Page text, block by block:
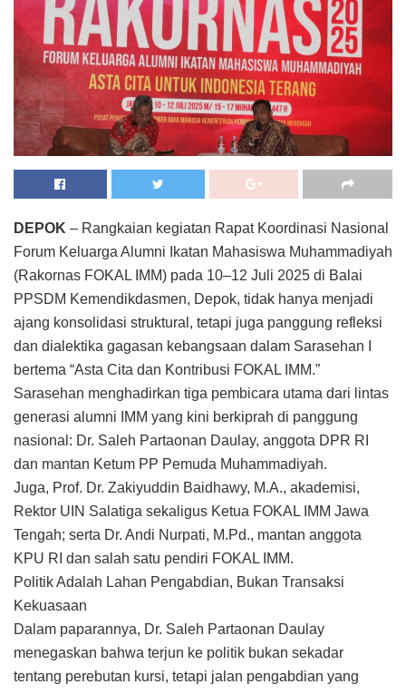
DEPOK – Rangkaian kegiatan Rapat Koordinasi Nasional
Forum Keluarga Alumni Ikatan Mahasiswa Muhammadiyah
(Rakornas FOKAL IMM) pada 10–12 Juli 2025 di Balai
PPSDM Kemendikdasmen, Depok, tidak hanya menjadi
ajang konsolidasi struktural, tetapi juga panggung refleksi
dan dialektika gagasan kebangsaan dalam Sarasehan I
bertema “Asta Cita dan Kontribusi FOKAL IMM.”
Sarasehan menghadirkan tiga pembicara utama dari lintas
generasi alumni IMM yang kini berkiprah di panggung
nasional: Dr. Saleh Partaonan Daulay, anggota DPR RI
dan mantan Ketum PP Pemuda Muhammadiyah.
Juga, Prof. Dr. Zakiyuddin Baidhawy, M.A., akademisi,
Rektor UIN Salatiga sekaligus Ketua FOKAL IMM Jawa
Tengah; serta Dr. Andi Nurpati, M.Pd., mantan anggota
KPU RI dan salah satu pendiri FOKAL IMM.
Politik Adalah Lahan Pengabdian, Bukan Transaksi
Kekuasaan
Dalam paparannya, Dr. Saleh Partaonan Daulay
menegaskan bahwa terjun ke politik bukan sekadar
tentang perebutan kursi, tetapi jalan pengabdian yang